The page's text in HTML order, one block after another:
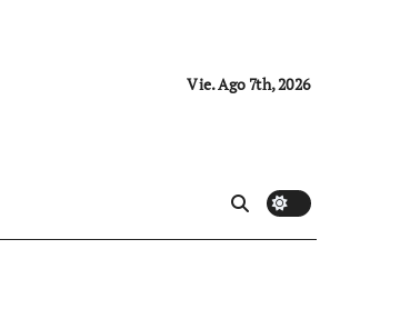
Vie. Ago 7th, 2026